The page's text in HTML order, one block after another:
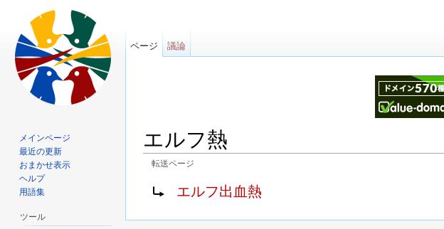
エルフ熱
転送ページ
転送先:
エルフ出血熱
ページ 議論
メインページ
最近の更新
おまかせ表示
ヘルプ
用語集
ツール